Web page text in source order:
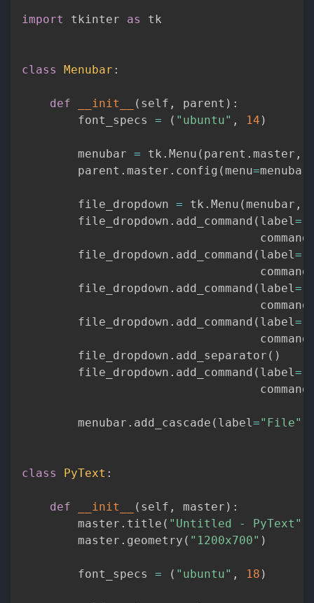
import tkinter as tk
class Menubar :
def __init__ ( self , parent ) :
        font_specs
= ( "ubuntu" , 14 )
        menubar
= tk . Menu ( parent . master ,
        parent
. master . config ( menu=menubar
        file_dropdown
= tk . Menu ( menubar ,
        file_dropdown
. add_command ( label=
                                  command
        file_dropdown
. add_command ( label=
                                  command
        file_dropdown
. add_command ( label=
                                  command
        file_dropdown
. add_command ( label=
                                  command
        file_dropdown
. add_separator ( )
        file_dropdown
. add_command ( label=
                                  command
        menubar
. add_cascade ( label="File"
class PyText :
def __init__ ( self , master ) :
        master
. title ( "Untitled - PyText"
        master
. geometry ( "1200x700" )
        font_specs
= ( "ubuntu" , 18 )